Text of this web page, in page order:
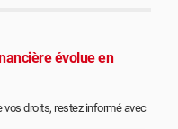
évolue en
droits, restez informé avec